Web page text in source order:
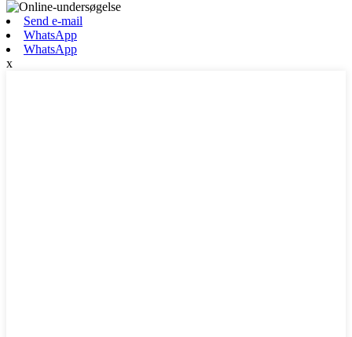
Send e-mail
WhatsApp
WhatsApp
x